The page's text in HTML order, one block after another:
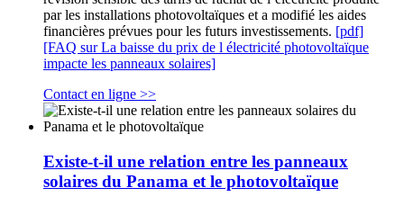
par les installations photovoltaïques et a modifié les aides
financières prévues pour les futurs investissements. [pdf]
[FAQ sur La baisse du prix de l électricité photovoltaïque
impacte les panneaux solaires]
Contact en ligne >>
Existe-t-il une relation entre les panneaux
solaires du Panama et le photovoltaïque